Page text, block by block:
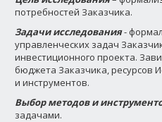
потребностей Заказчика.
Задачи исследования-
управленческих задач
инвестиционного проекта.
бюджета Заказчика, ресурсов
и инструментов.
Выбор методов и
задачами.